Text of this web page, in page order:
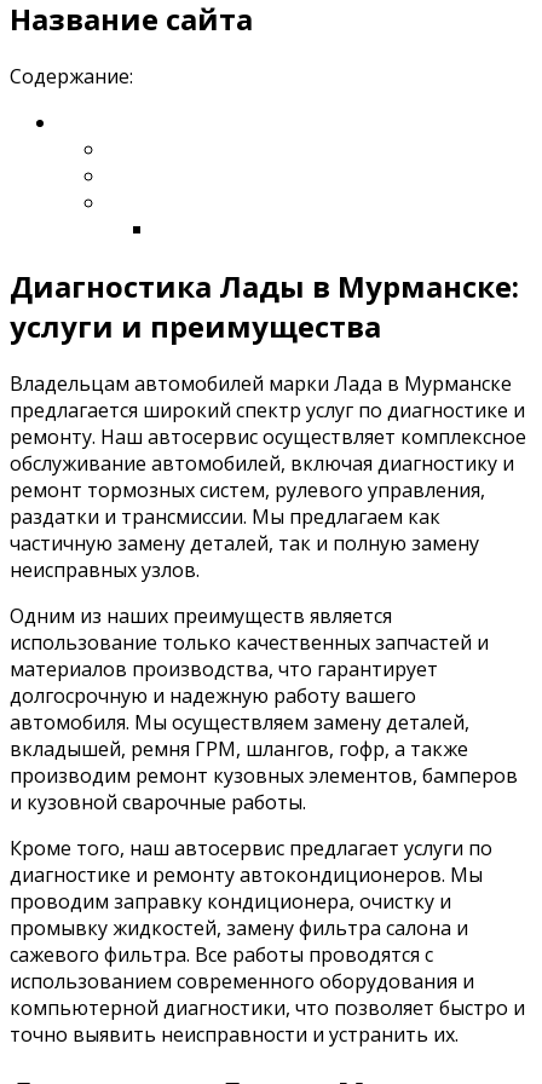
Название сайта
Содержание:
Диагностика Лады в Мурманске:
услуги и преимущества
Владельцам автомобилей марки Лада в Мурманске
предлагается широкий спектр услуг по диагностике и
ремонту. Наш автосервис осуществляет комплексное
обслуживание автомобилей, включая диагностику и
ремонт тормозных систем, рулевого управления,
раздатки и трансмиссии. Мы предлагаем как
частичную замену деталей, так и полную замену
неисправных узлов.
Одним из наших преимуществ является
использование только качественных запчастей и
материалов производства, что гарантирует
долгосрочную и надежную работу вашего
автомобиля. Мы осуществляем замену деталей,
вкладышей, ремня ГРМ, шлангов, гофр, а также
производим ремонт кузовных элементов, бамперов
и кузовной сварочные работы.
Кроме того, наш автосервис предлагает услуги по
диагностике и ремонту автокондиционеров. Мы
проводим заправку кондиционера, очистку и
промывку жидкостей, замену фильтра салона и
сажевого фильтра. Все работы проводятся с
использованием современного оборудования и
компьютерной диагностики, что позволяет быстро и
точно выявить неисправности и устранить их.